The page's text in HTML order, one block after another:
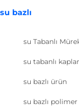
su bazlı
su Tabanlı
su tabanlı
su bazlı ürün
su bazlı polimer